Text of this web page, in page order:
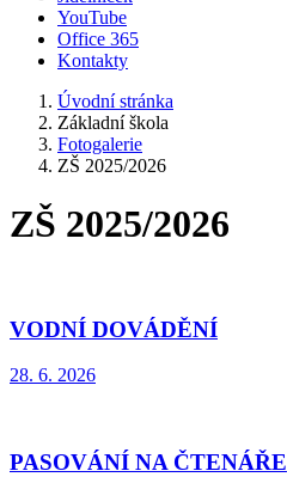
YouTube
Office 365
Kontakty
Úvodní stránka
Základní škola
Fotogalerie
ZŠ 2025/2026
ZŠ 2025/2026
VODNÍ DOVÁDĚNÍ
28. 6. 2026
PASOVÁNÍ NA ČTENÁŘE